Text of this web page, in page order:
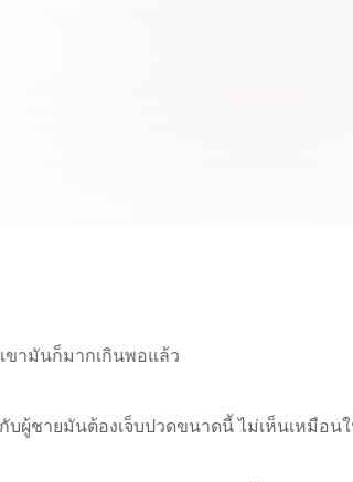
ขามันก็มากเกินพอแล้ว
ผู้ชายมันต้องเจ็บปวดขนาดนี้ ไม่เห็นเหมือน